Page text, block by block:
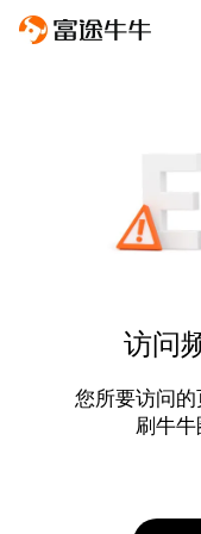
访问
您所要访问
刷牛